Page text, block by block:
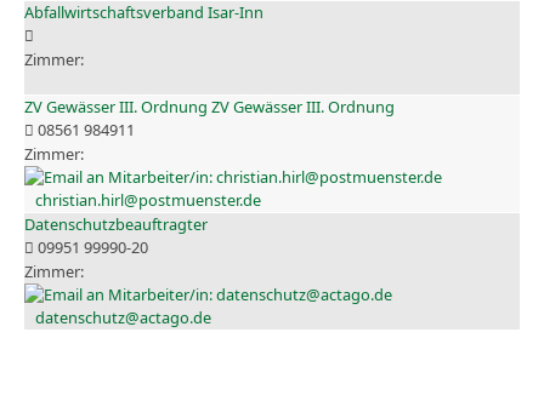
Abfallwirtschaftsverband Isar-Inn
ZV Gewässer III. Ordnung ZV Gewässer III. Ordnung
08561 984911
christian.hirl@postmuenster.de
Datenschutzbeauftragter
09951 99990-20
datenschutz@actago.de